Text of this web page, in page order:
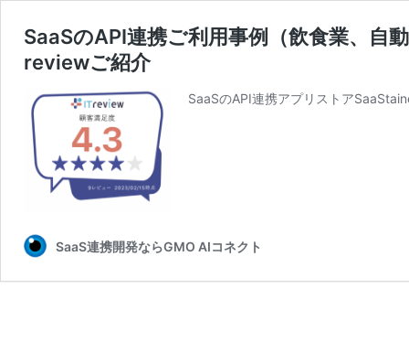
SaaSのAPI連携ご利用事例（飲食業、自
reviewご紹介
SaaSのAPI連携アプリストア
SaaS連携開発ならGMO AIコネクト